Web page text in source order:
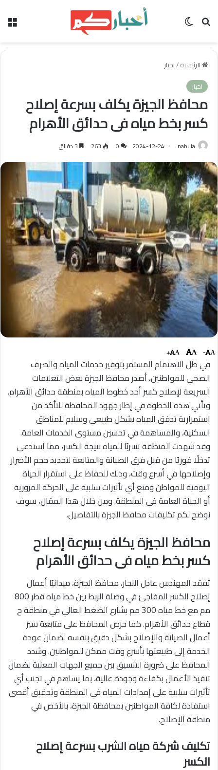
بحث عن الوضع المظلم
الرئيسية/اخبار
اخبار
محافظ الجيزة يكلف بسرعة إصلاح
كسر بخط مياه فى حدائق الأهرام
nabula
2024-12-24
0
263
A
-
A
A
+
في ظل الاهتمام المستمر بتوفير خدمات المياه والصرف
الصحي للمواطنين، أصدر محافظ الجيزة بعض التعليمات
السريعة لإصلاح كسر أحد خطوط المياه بمنطقة حدائق الأهرام.
وتأتي هذه الخطوة في إطار جهود المحافظة للتأكد من
استمرارية تدفق المياه بشكل طبيعي وسليم للمناطق
السكنية، والمساهمة في تحسين مستوى الخدمات العامة.
وقد شهدت المنطقة تسربًا للمياه نتيجة الكسر، مما استدعى
تدخلًا فوريًا من قبل فرق الصيانة والمتابعة لتحديد حجم الأضرار
وإصلاحها في أسرع وقت، وذلك للحفاظ على استقرار الحياة
اليومية للمواطن ومنع أي تأثيرات سلبية على الحركة المرورية
أو الحياة العامة في المنطقة. ومن خلال هذا المقال، سوف
نوضح لكم تكليفات محافظ الجيزة بالتفاصيل.
محافظ الجيزة يكلف بسرعة إصلاح
كسر بخط مياه فى حدائق الأهرام
تفقد المهندس عادل النجار، محافظ الجيزة، ميدانيًا أعمال
إصلاح الكسر المفاجئ في وصلة الربط بين خط مياه قطر 800
مم مع خط مياه 300 مم بشارع الضغط العالي في منطقة ح
قطاع حدائق الأهرام. كما حرص المحافظ على متابعة سير
أعمال الصيانة والإصلاح بشكل دقيق بنفسه لضمان عودة
الخدمة إلى طبيعتها بأسرع وقت ممكن للمواطنين. وشدد
المحافظ على ضرورة التنسيق بين جميع الجهات المعنية لضمان
تنفيذ الأعمال بكفاءة وجودة عالية، بما يساهم في تجنب أي
تأثيرات سلبية على إمدادات المياه في المنطقة وتحقيق أقصى
استفادة لكافة المواطنين بمحافظة الجيزة، بالأخص في
منطقة الإصلاح.
تكليف شركة مياه الشرب بسرعة إصلاح
الكسر